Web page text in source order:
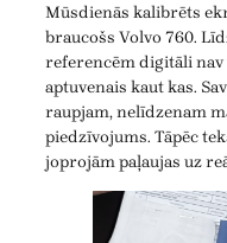
Mūsdienās kalibrēts
braucošs Volvo 760.
referencēm digitāli nav
aptuvenais kaut kas.
raupjam, nelīdzenam
piedzīvojums. Tāpēc
joprojām paļaujas uz